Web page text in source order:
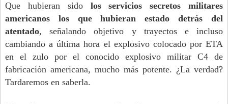
Que hubieran sido los servicios secretos militares
americanos los que hubieran estado detrás del
atentado, señalando objetivo y trayectos e incluso
cambiando a última hora el explosivo colocado por ETA
en el zulo por el conocido explosivo militar C4 de
fabricación americana, mucho más potente. ¿La verdad?
Tardaremos en saberla.